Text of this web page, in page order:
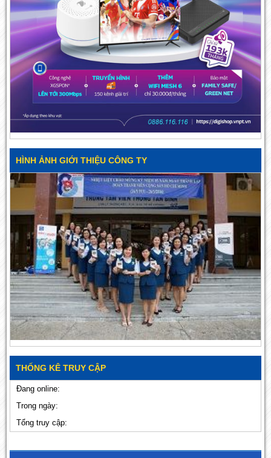
HÌNH ẢNH GIỚI THIỆU CÔNG TY
THỐNG KÊ TRUY CẬP
Đang online:
Trong ngày:
Tổng truy cập: